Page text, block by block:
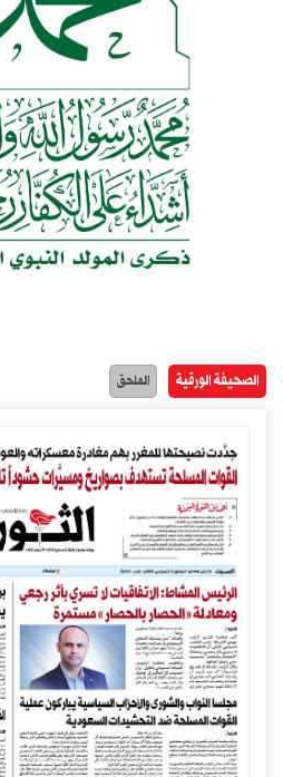
الصحيفة الورقية الملحق